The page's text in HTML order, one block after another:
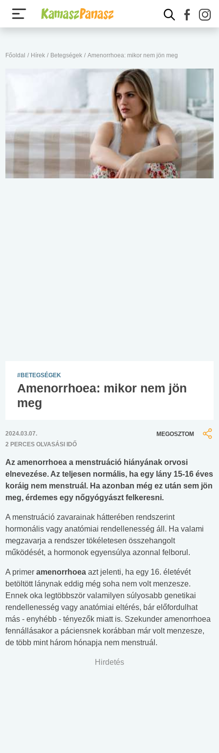
Főoldal / Hírek / Betegségek / Amenorrhoea: mikor nem jön meg
#BETEGSÉGEK
Amenorrhoea: mikor nem jön
meg
2024.03.07.
2 PERCES OLVASÁSI IDŐ
MEGOSZTOM
Az amenorrhoea a menstruáció hiányának orvosi
elnevezése. Az teljesen normális, ha egy lány 15-16 éves
koráig nem menstruál. Ha azonban még ez után sem jön
meg, érdemes egy nőgyógyászt felkeresni.
A menstruáció zavarainak hátterében rendszerint
hormonális vagy anatómiai rendellenesség áll. Ha valami
megzavarja a rendszer tökéletesen összehangolt
működését, a hormonok egyensúlya azonnal felborul.
A primer amenorrhoea azt jelenti, ha egy 16. életévét
betöltött lánynak eddig még soha nem volt menzesze.
Ennek oka legtöbbször valamilyen súlyosabb genetikai
rendellenesség vagy anatómiai eltérés, bár előfordulhat
más - enyhébb - tényezők miatt is. Szekunder amenorrhoea
fennállásakor a páciensnek korábban már volt menzesze,
de több mint három hónapja nem menstruál.
Hirdetés